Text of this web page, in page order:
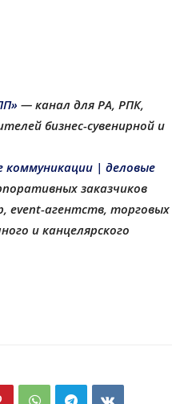
— канал для РА, РПК,
бизнес-сувенирной и
коммуникации | деловые
заказчиков
еvent-агентств, торговых
и канцелярского